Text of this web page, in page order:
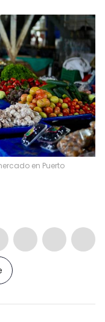
en Puerto